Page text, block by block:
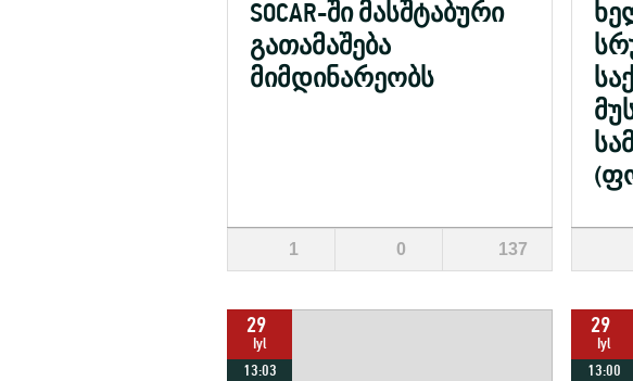
SOCAR-ში მასშტაბური
გათამაშება
მიმდინარეობს
1 0 137
29
Iyl
13:03
29
Iyl
13:00